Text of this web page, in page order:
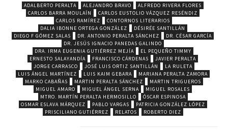
ADALBERTO PERALTA ALEJANDRO BRAVO
ALFREDO RIVERA FLORES
CARLOS BARRA MOULAÍN
CARLOS EUSTOLIO VÁZQUEZ RESÉNDIZ
CARLOS RAMÍREZ
CONTORNOS LITERARIOS
DALIA IBONNE ORTEGA GONZÁLEZ
DÉSIRÉE SANTILLÁN
DIEGO F GÓMEZ SALAS
DR. ANTONIO PERALTA SÁNCHEZ
DR. CÉSAR GARCÍA
DR. JESÚS IGNACIO PANEDAS GALINDO
DRA. IRMA EUGENIA GUTIÉRREZ MEJÍA
EL PEQUEÑO TIMMY
ERNESTO SALAYANDÍA
FRANCISCO CÁRDENAS
JAVIER PERALTA
JORGE CARRASCO
JOSÉ LUIS ORTIZ SANTILLÁN
LA RULETA
LUIS ÁNGEL MARTÍNEZ
LUIS KAIM GEBARA
MARIANA PERALTA ZAMORA
MARKO CABAÑAS
MARTIN PERALTA SÁNCHEZ
MARTIN TRIGUEROS
MIGUEL AMARO
MIGUEL ÁNGEL SERNA
MIGUEL ROSALES
MTRO. MARTÍN PERALTA HERMOSILLO
ÓSCAR ESPINOSA
OSMAR ESLAVA MÁRQUEZ
PABLO VARGAS
PATRICIA GONZÁLEZ LÓPEZ
PRISCILIANO GUTIÉRREZ
RELATOS ROBERTO DIEZ